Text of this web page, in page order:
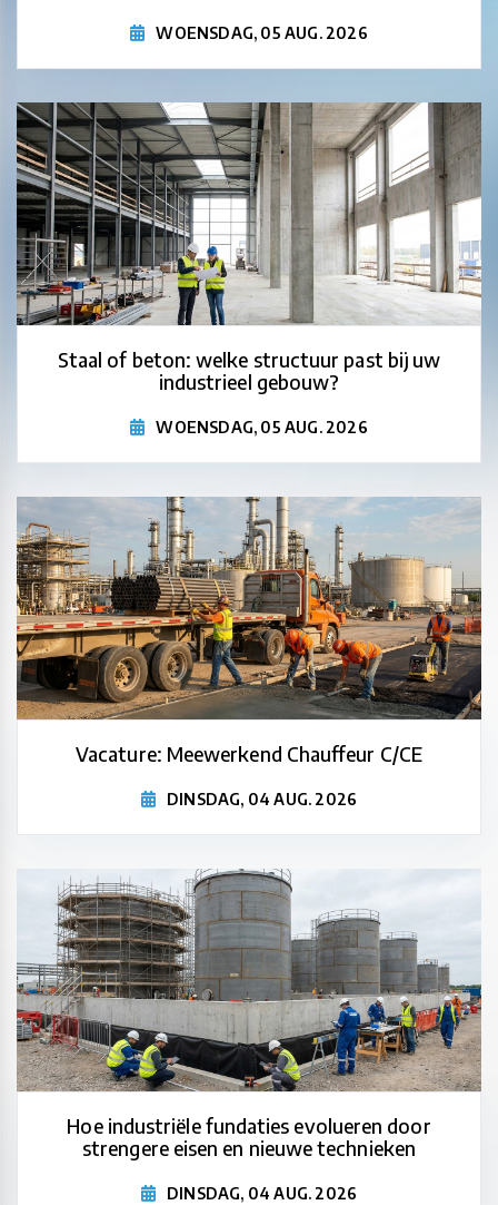
WOENSDAG, 05 AUG. 2026
Staal of beton: welke structuur past bij uw
industrieel gebouw?
WOENSDAG, 05 AUG. 2026
Vacature: Meewerkend Chauffeur C/CE
DINSDAG, 04 AUG. 2026
Hoe industriële fundaties evolueren door
strengere eisen en nieuwe technieken
DINSDAG, 04 AUG. 2026